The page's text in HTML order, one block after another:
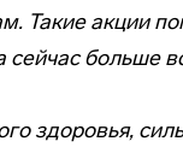
Такие акции
больше
здоровья,